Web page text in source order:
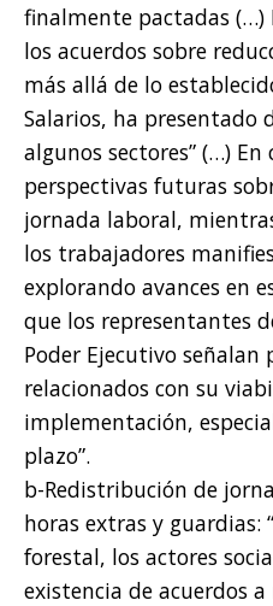
finalmente pactadas
los acuerdos sobre
más allá de lo
Salarios, ha presentado
algunos sectores” (…)
perspectivas futuras
jornada laboral,
los trabajadores
explorando avances en
que los representantes
Poder Ejecutivo señalan
relacionados con su
implementación,
plazo”.
b-Redistribución de
horas extras y guardias:
forestal, los actores
existencia de acuerdos